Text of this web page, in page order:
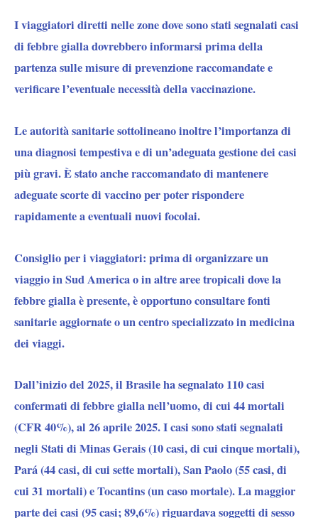
I viaggiatori diretti nelle zone dove sono stati segnalati casi
di febbre gialla dovrebbero informarsi prima della
partenza sulle misure di prevenzione raccomandate e
verificare l’eventuale necessità della vaccinazione.
Le autorità sanitarie sottolineano inoltre l’importanza di
una diagnosi tempestiva e di un’adeguata gestione dei casi
più gravi. È stato anche raccomandato di mantenere
adeguate scorte di vaccino per poter rispondere
rapidamente a eventuali nuovi focolai.
Consiglio per i viaggiatori: prima di organizzare un
viaggio in Sud America o in altre aree tropicali dove la
febbre gialla è presente, è opportuno consultare fonti
sanitarie aggiornate o un centro specializzato in medicina
dei viaggi.
Dall’inizio del 2025, il Brasile ha segnalato 110 casi
confermati di febbre gialla nell’uomo, di cui 44 mortali
(CFR 40%), al 26 aprile 2025. I casi sono stati segnalati
negli Stati di Minas Gerais (10 casi, di cui cinque mortali),
Pará (44 casi, di cui sette mortali), San Paolo (55 casi, di
cui 31 mortali) e Tocantins (un caso mortale). La maggior
parte dei casi (95 casi; 89,6%) riguardava soggetti di sesso